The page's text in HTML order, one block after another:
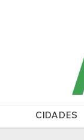
CIDADES